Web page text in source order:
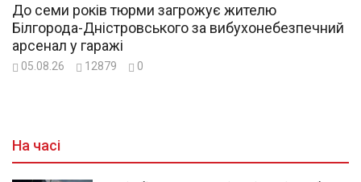
До семи років тюрми загрожує жителю
Білгорода-Дністровського за вибухонебезпечний
арсенал у гаражі
05.08.26 12879 0
На часі